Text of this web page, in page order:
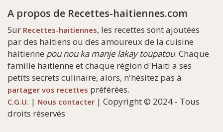
A propos de Recettes-haitiennes.com
Sur Recettes-haitiennes, les recettes sont ajoutées
par des haitiens ou des amoureux de la cuisine
haitienne pou nou ka manje lakay toupatou. Chaque
famille haïtienne et chaque région d'Haïti a ses
petits secrets culinaire, alors, n'hésitez pas à
partager vos recettes préférées.
C.G.U. | Nous contacter | Copyright © 2024 - Tous
droits réservés